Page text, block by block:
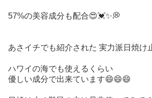
57%の美容成分も配合😍💓✨💭
あさイチでも紹介された 実力派日焼け
ハワイの海でも使えるくらい
優しい成分で出来ています😄😄😄